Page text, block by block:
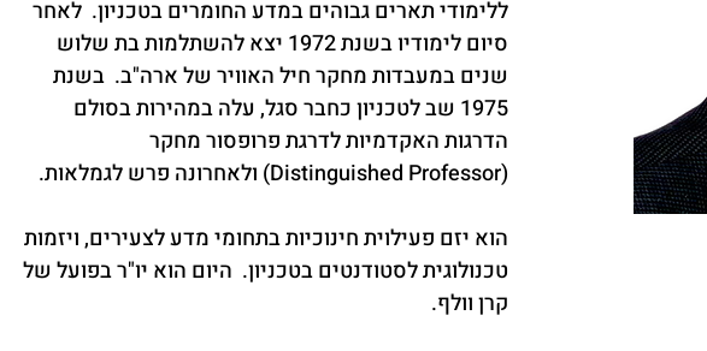
ללימודי תארים גבוהים במדע החומרים בטכניון.  לאחר
סיום לימודיו בשנת 1972 יצא להשתלמות בת שלוש
שנים במעבדות מחקר חיל האוויר של ארה"ב.  בשנת
1975 שב לטכניון כחבר סגל, עלה במהירות בסולם
הדרגות האקדמיות לדרגת פרופסור מחקר
(Distinguished Professor) ולאחרונה פרש לגמלאות.
הוא יזם פעילוית חינוכיות בתחומי מדע לצעירים, ויזמות
טכנולוגית לסטודנטים בטכניון.  היום הוא יו"ר בפועל של
קרן וולף.